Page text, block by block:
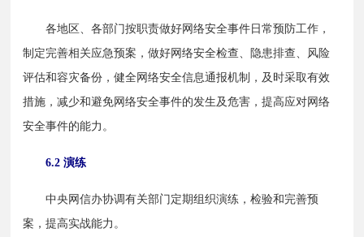
各地区、各部门按职责做好网络安全事件日常预防工作，
制定完善相关应急预案，做好网络安全检查、隐患排查、风险
评估和容灾备份，健全网络安全信息通报机制，及时采取有效
措施，减少和避免网络安全事件的发生及危害，提高应对网络
安全事件的能力。
6.2 演练
中央网信办协调有关部门定期组织演练，检验和完善预
案，提高实战能力。